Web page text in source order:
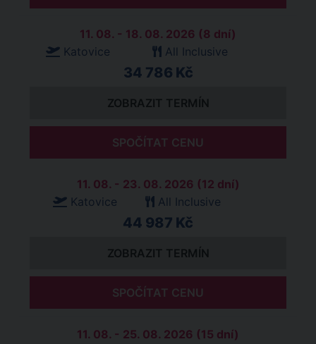
11. 08. - 18. 08. 2026 (8 dní)
Katovice
All Inclusive
34 786 Kč
ZOBRAZIT TERMÍN
SPOČÍTAT CENU
11. 08. - 23. 08. 2026 (12 dní)
Katovice
All Inclusive
44 987 Kč
ZOBRAZIT TERMÍN
SPOČÍTAT CENU
11. 08. - 25. 08. 2026 (15 dní)